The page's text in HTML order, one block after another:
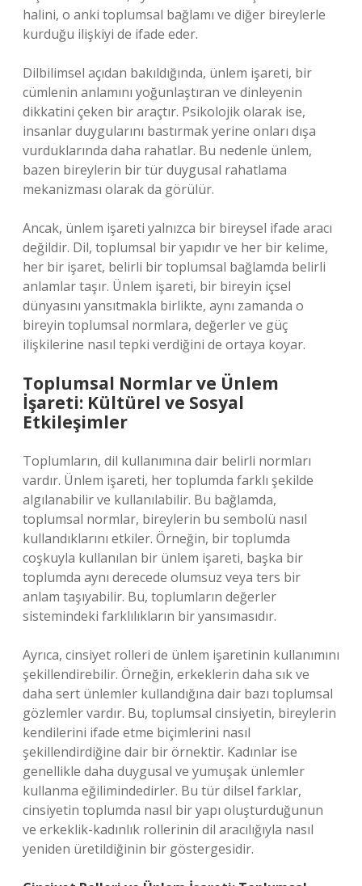
halini, o anki toplumsal bağlamı ve diğer bireylerle
kurduğu ilişkiyi de ifade eder.
Dilbilimsel açıdan bakıldığında, ünlem işareti, bir
cümlenin anlamını yoğunlaştıran ve dinleyenin
dikkatini çeken bir araçtır. Psikolojik olarak ise,
insanlar duygularını bastırmak yerine onları dışa
vurduklarında daha rahatlar. Bu nedenle ünlem,
bazen bireylerin bir tür duygusal rahatlama
mekanizması olarak da görülür.
Ancak, ünlem işareti yalnızca bir bireysel ifade aracı
değildir. Dil, toplumsal bir yapıdır ve her bir kelime,
her bir işaret, belirli bir toplumsal bağlamda belirli
anlamlar taşır. Ünlem işareti, bir bireyin içsel
dünyasını yansıtmakla birlikte, aynı zamanda o
bireyin toplumsal normlara, değerler ve güç
ilişkilerine nasıl tepki verdiğini de ortaya koyar.
Toplumsal Normlar ve Ünlem
İşareti: Kültürel ve Sosyal
Etkileşimler
Toplumların, dil kullanımına dair belirli normları
vardır. Ünlem işareti, her toplumda farklı şekilde
algılanabilir ve kullanılabilir. Bu bağlamda,
toplumsal normlar, bireylerin bu sembolü nasıl
kullandıklarını etkiler. Örneğin, bir toplumda
coşkuyla kullanılan bir ünlem işareti, başka bir
toplumda aynı derecede olumsuz veya ters bir
anlam taşıyabilir. Bu, toplumların değerler
sistemindeki farklılıkların bir yansımasıdır.
Ayrıca, cinsiyet rolleri de ünlem işaretinin kullanımını
şekillendirebilir. Örneğin, erkeklerin daha sık ve
daha sert ünlemler kullandığına dair bazı toplumsal
gözlemler vardır. Bu, toplumsal cinsiyetin, bireylerin
kendilerini ifade etme biçimlerini nasıl
şekillendirdiğine dair bir örnektir. Kadınlar ise
genellikle daha duygusal ve yumuşak ünlemler
kullanma eğilimindedirler. Bu tür dilsel farklar,
cinsiyetin toplumda nasıl bir yapı oluşturduğunun
ve erkeklik-kadınlık rollerinin dil aracılığıyla nasıl
yeniden üretildiğinin bir göstergesidir.